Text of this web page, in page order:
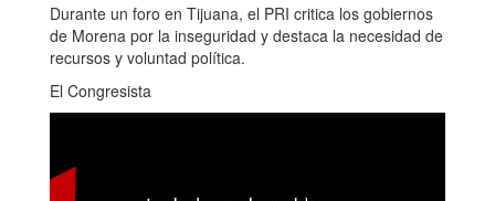
Durante un foro en Tijuana, el PRI critica los gobiernos
de Morena por la inseguridad y destaca la necesidad de
recursos y voluntad política.
El Congresista